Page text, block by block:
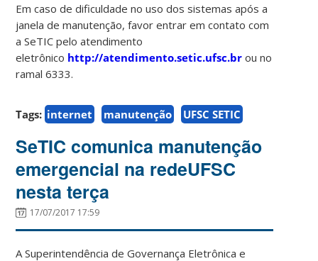
Em caso de dificuldade no uso dos sistemas após a
janela de manutenção, favor entrar em contato com
a SeTIC pelo atendimento
eletrônico http://atendimento.setic.ufsc.br ou no
ramal 6333.
Tags: internet manutenção UFSC SETIC
SeTIC comunica manutenção
emergencial na redeUFSC
nesta terça
17/07/2017 17:59
A Superintendência de Governança Eletrônica e